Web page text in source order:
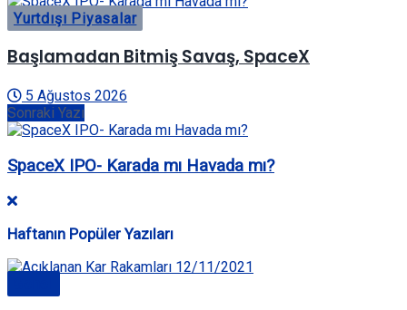
Yurtdışı Piyasalar
Başlamadan Bitmiş Savaş, SpaceX
5 Ağustos 2026
Sonraki Yazı
SpaceX IPO- Karada mı Havada mı?
Haftanın Popüler Yazıları